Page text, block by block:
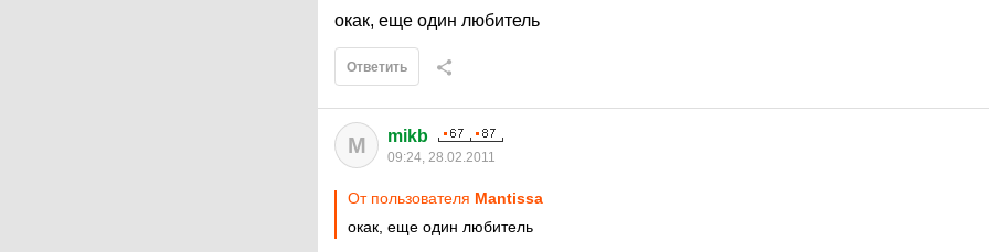
окак, еще один любитель
Ответить
M mikb
09:24, 28.02.2011
От пользователя Mantissa
окак, еще один любитель